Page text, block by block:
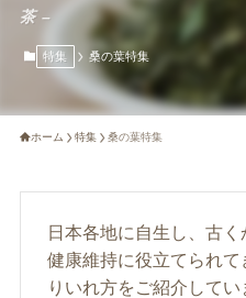
茶 –
特集 桑の葉特集
ホーム 特集 桑の葉特集
日本各地に自生し、古
健康維持に役立てられ
りいれ方をご紹介してい